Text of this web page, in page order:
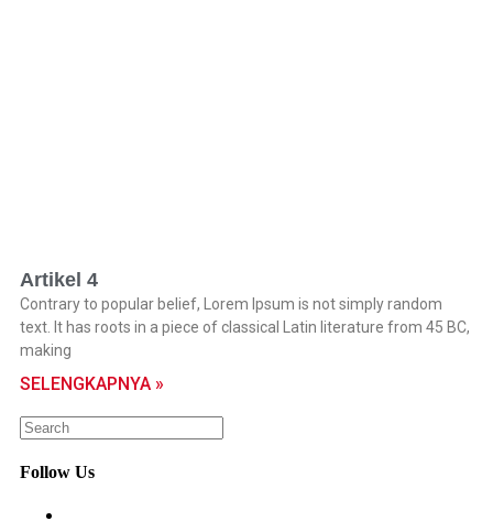
Artikel 4
Contrary to popular belief, Lorem Ipsum is not simply random
text. It has roots in a piece of classical Latin literature from 45 BC,
making
SELENGKAPNYA »
Follow Us